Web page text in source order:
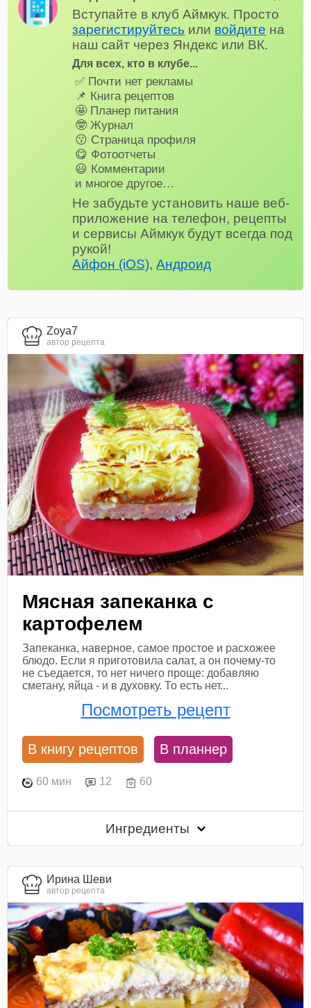
Вступайте в клуб Аймкук. Просто
зарегистируйтесь или войдите на
наш сайт через Яндекс или ВК.
Для всех, кто в клубе...
✅ Почти нет рекламы
📌 Книга рецептов
🤩 Планер питания
🤓 Журнал
😗 Страница профиля
😋 Фотоотчеты
😃 Комментарии
и многое другое…
Не забудьте установить наше веб-
приложение на телефон, рецепты
и сервисы Аймкук будут всегда под
рукой!
Айфон (iOS),Андроид
Zoya7
автор рецепта
Мясная запеканка с
картофелем
Запеканка, наверное, самое простое и расхожее
блюдо. Если я приготовила салат, а он почему-то
не съедается, то нет ничего проще: добавляю
сметану, яйца - и в духовку. То есть нет...
Посмотреть рецепт
В книгу рецептов В планнер
60 мин 12 60
Ингредиенты
Ирина Шеви
автор рецепта